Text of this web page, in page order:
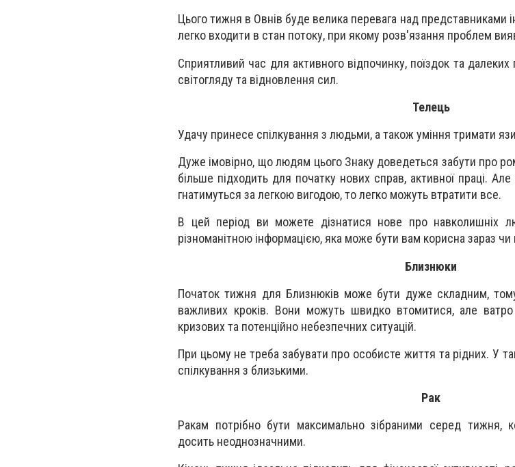
Цього тижня в Овнів буде велика перевага над представниками
легко входити в стан потоку, при якому розв'язання проблем
Сприятливий час для активного відпочинку, поїздок та
світогляду та відновлення сил.
Телець
Удачу принесе спілкування з людьми, а також уміння тримати
Дуже імовірно, що людям цього Знаку доведеться забути про
більше підходить для початку нових справ, активної праці.
гнатимуться за легкою вигодою, то легко можуть втратити все.
В цей період ви можете дізнатися нове про навколишніх
різноманітною інформацією, яка може бути вам корисна зараз
Близнюки
Початок тижня для Близнюків може бути дуже складним,
важливих кроків. Вони можуть швидко втомитися, але ватро
кризових та потенційно небезпечних ситуацій.
При цьому не треба забувати про особисте життя та рідних. У
спілкування з близькими.
Рак
Ракам потрібно бути максимально зібраними серед тижня,
досить неоднозначними.